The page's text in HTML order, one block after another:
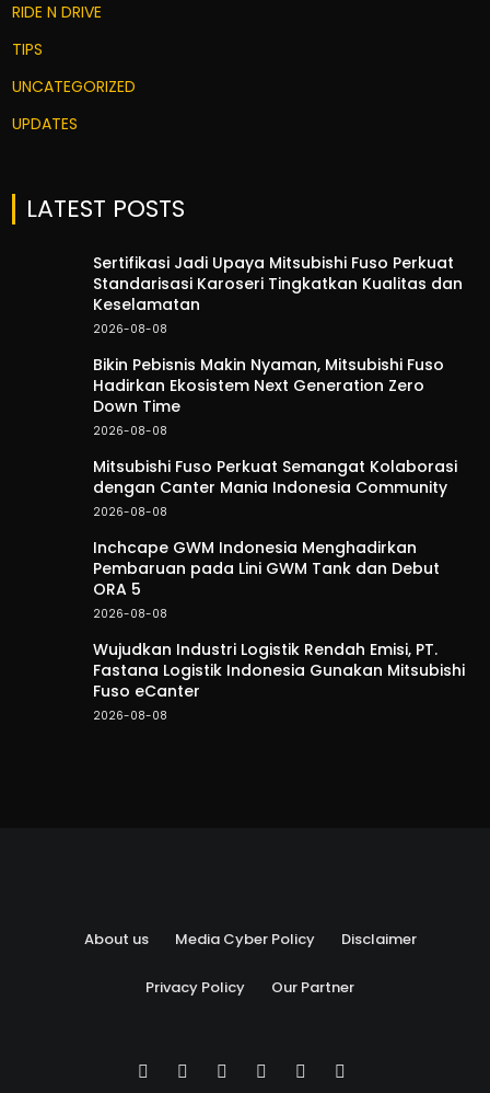
RIDE N DRIVE
TIPS
UNCATEGORIZED
UPDATES
LATEST POSTS
Sertifikasi Jadi Upaya Mitsubishi Fuso Perkuat
Standarisasi Karoseri Tingkatkan Kualitas dan
Keselamatan
2026-08-08
Bikin Pebisnis Makin Nyaman, Mitsubishi Fuso
Hadirkan Ekosistem Next Generation Zero
Down Time
2026-08-08
Mitsubishi Fuso Perkuat Semangat Kolaborasi
dengan Canter Mania Indonesia Community
2026-08-08
Inchcape GWM Indonesia Menghadirkan
Pembaruan pada Lini GWM Tank dan Debut
ORA 5
2026-08-08
Wujudkan Industri Logistik Rendah Emisi, PT.
Fastana Logistik Indonesia Gunakan Mitsubishi
Fuso eCanter
2026-08-08
About us Media Cyber Policy Disclaimer
Privacy Policy Our Partner